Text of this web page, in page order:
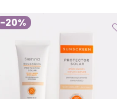
-20%